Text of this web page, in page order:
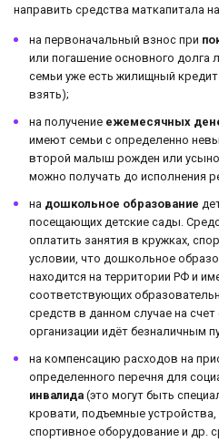
направить средства маткапитала
на первоначальный взнос при
или погашение основного долга
семьи уже есть жилищный кредит
взять);
на получение ежемесячных
имеют семьи с определенно
второй малыш рожден или
можно получать до исполнения
на дошкольное образование
посещающих детские сады.
оплатить занятия в кружках,
условии, что дошкольное
находится на территории РФ и
соответствующих
средств в данном случае на
организации идёт безналичным
на компенсацию расходов на
определенного перечня для
инвалида (это могут быть
кровати, подъемные
спортивное оборудование и др.